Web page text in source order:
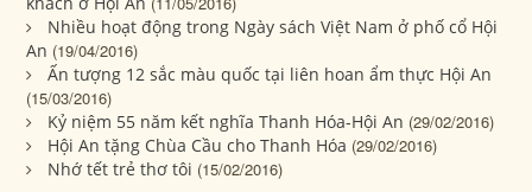
Nhiều hoạt động trong Ngày sách Việt Nam ở phố cổ Hội
An (19/04/2016)
Ấn tượng 12 sắc màu quốc tại liên hoan ẩm thực Hội An
(15/03/2016)
Kỷ niệm 55 năm kết nghĩa Thanh Hóa-Hội An (29/02/2016)
Hội An tặng Chùa Cầu cho Thanh Hóa (29/02/2016)
Nhớ tết trẻ thơ tôi (15/02/2016)